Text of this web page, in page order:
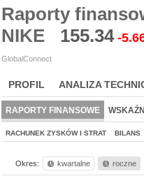
Raporty
NIKE
155.34 -
GlobalConnect
PROFIL ANALIZA
RAPORTY FINANSOWE
RACHUNEK ZYSKÓW I STRAT BILANS
Okres: kwartalne roczne
246